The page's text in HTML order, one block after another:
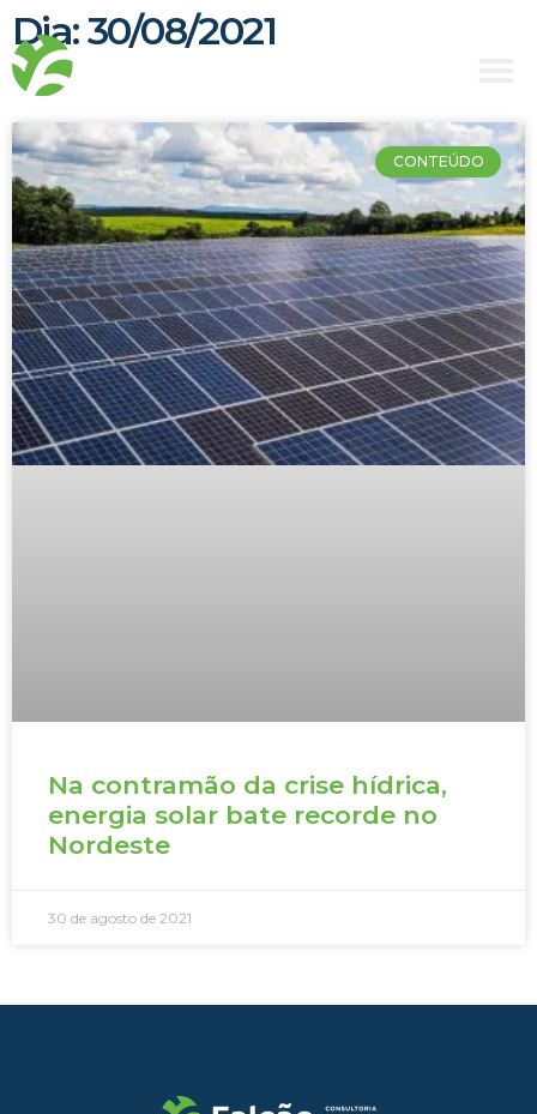
Dia: 30/08/2021
CONTEÚDO
Na contramão da crise hídrica,
energia solar bate recorde no
Nordeste
30 de agosto de 2021